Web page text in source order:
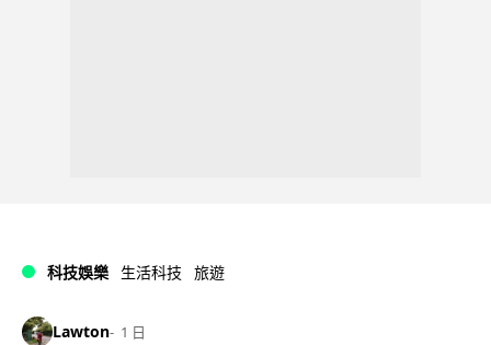
科技娛樂 生活科技 旅遊
Lawton 1 日